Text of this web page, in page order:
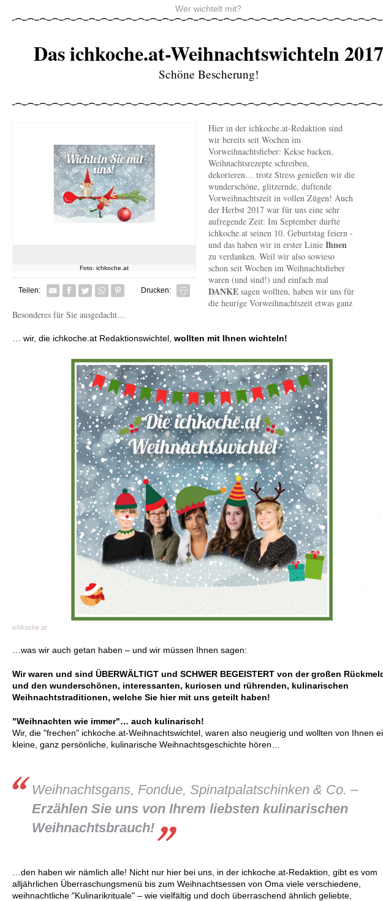
Wer wichtelt mit?
Das ichkoche.at-Weihnachtswichteln 2017
Schöne Bescherung!
Foto: ichkoche.at
Teilen: Facebook
TwitterWhatsapp senden
Pin it Drucken:
Hier in der ichkoche.at-Redaktion sind
wir bereits seit Wochen im
Vorweihnachtsfieber: Kekse backen,
Weihnachtsrezepte schreiben,
dekorieren… trotz Stress genießen wir die
wunderschöne, glitzernde, duftende
Vorweihnachtszeit in vollen Zügen! Auch
der Herbst 2017 war für uns eine sehr
aufregende Zeit: Im September durfte
ichkoche.at seinen 10. Geburtstag feiern -
und das haben wir in erster Linie Ihnen
zu verdanken. Weil wir also sowieso
schon seit Wochen im Weihnachtsfieber
waren (und sind!) und einfach mal
DANKE sagen wollten, haben wir uns für
die heurige Vorweihnachtszeit etwas ganz
Besonderes für Sie ausgedacht…
… wir, die ichkoche.at Redaktionswichtel, wollten mit Ihnen wichteln!
ichkoche.at
…was wir auch getan haben – und wir müssen Ihnen sagen:
Wir waren und sind ÜBERWÄLTIGT und SCHWER BEGEISTERT von der großen
und den wunderschönen, interessanten, kuriosen und rührenden, kulinarischen
Weihnachtstraditionen, welche Sie hier mit uns geteilt haben!
"Weihnachten wie immer"… auch kulinarisch!
Wir, die "frechen" ichkoche.at-Weihnachtswichtel, waren also neugierig und wollten von Ihnen
kleine, ganz persönliche, kulinarische Weihnachtsgeschichte hören…
Weihnachtsgans, Fondue, Spinatpalatschinken & Co. –
Erzählen Sie uns von Ihrem liebsten kulinarischen
Weihnachtsbrauch!
…den haben wir nämlich alle! Nicht nur hier bei uns, in der ichkoche.at-Redaktion, gibt es vom
alljährlichen Überraschungsmenü bis zum Weihnachtsessen von Oma viele verschiedene,
weihnachtliche "Kulinarikrituale" – wie vielfältig und doch überraschend ähnlich geliebte,